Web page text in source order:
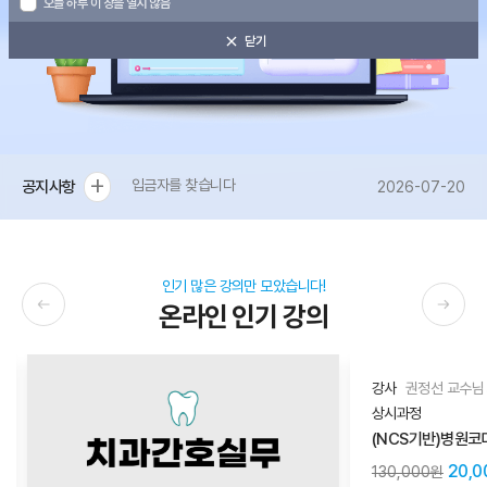
공지사항 add 입금자를 찾습니다 2026-07-20
인기 많은 강의만 모았습니다!
온라인 인기 강의
강사
권정선 교수님
상시과정
130,000원
닫기